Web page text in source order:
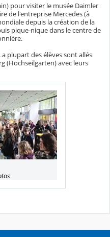
pour visiter le musée Daimler
de l'entreprise Mercedes (à
depuis la création de la
pique-nique dans le centre de
plupart des élèves sont allés
(Hochseilgarten) avec leurs